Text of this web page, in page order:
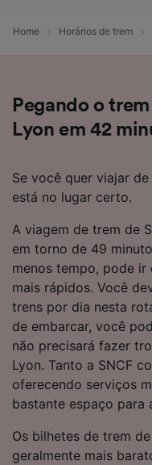
Home Horários de trem
Pegando o
Lyon em 42
Se você quer viajar
está no lugar certo.
A viagem de trem de
em torno de 49
menos tempo, pode
mais rápidos. Você
trens por dia nesta
de embarcar, você
não precisará fazer
Lyon. Tanto a SNCF
oferecendo serviços
bastante espaço para
Os bilhetes de trem
geralmente mais